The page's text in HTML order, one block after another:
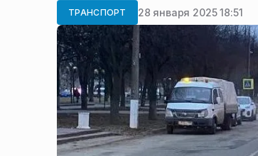
ТРАНСПОРТ 28 января 2025 18:51